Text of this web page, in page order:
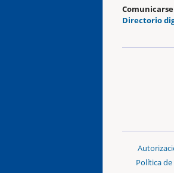
Directorio
Política